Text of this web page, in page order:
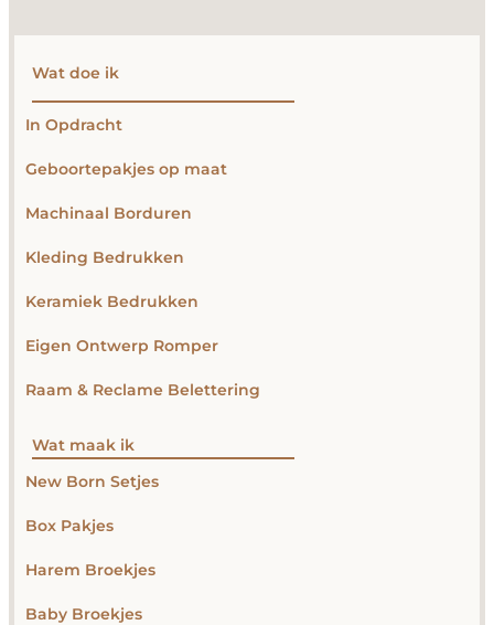
Wat doe ik
In Opdracht
Geboortepakjes op maat
Machinaal Borduren
Kleding Bedrukken
Keramiek Bedrukken
Eigen Ontwerp Romper
Raam & Reclame Belettering
Wat maak ik
New Born Setjes
Box Pakjes
Harem Broekjes
Baby Broekjes